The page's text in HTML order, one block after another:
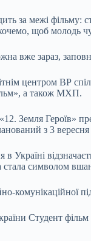
за межі фільму:
щоб молодь
вже зараз,
центром ВР
а також МХП.
Земля Героїв»
з 3
в Україні
символом
комунікаційної
Студент фільм